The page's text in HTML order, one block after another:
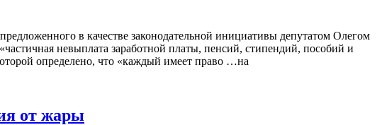
в качестве законодательной инициативы депутатом Олегом
невыплата заработной платы, пенсий, стипендий, пособий и
определено, что «каждый имеет право …на
от жары